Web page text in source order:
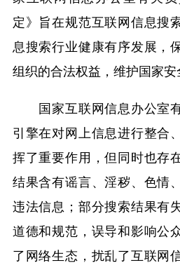
定》旨在规范互联网信息搜
息搜索行业健康有序发展，
组织的合法权益，维护国家安
国家互联网信息办公室
引擎在对网上信息进行整合
挥了重要作用，但同时也存
结果含有谣言、淫秽、色情
违法信息；部分搜索结果有
道德和规范，误导和影响公
了网络生态，扰乱了互联网